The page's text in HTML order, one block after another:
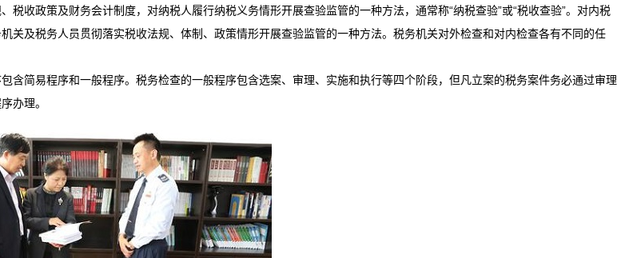
收政策及财务会计制度，对纳税人履行纳税义务情形开展查验监管的一种方法，通常称“纳税查验”或“税收查验”。对内税
及税务人员贯彻落实税收法规、体制、政策情形开展查验监管的一种方法。税务机关对外检查和对内检查各有不同的任
简易程序和一般程序。税务检查的一般程序包含选案、审理、实施和执行等四个阶段，但凡立案的税务案件务必通过审理
办理。